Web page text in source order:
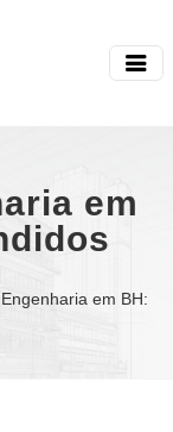
em
em BH: